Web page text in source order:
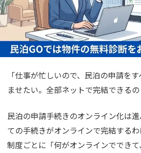
「仕事が忙しいので、民泊の申請を
ませたい。全部ネットで完結できるの
民泊の申請手続きのオンライン化は
ての手続きがオンラインで完結するわ
制度ごとに「何がオンラインででき